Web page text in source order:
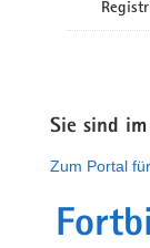
Sie sind
Zum Portal